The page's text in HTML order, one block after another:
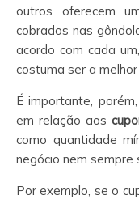
outros oferecem
cobrados nas
acordo com cada
costuma ser a melhor
É importante,
em relação aos
como quantidade
negócio nem sempre
Por exemplo, se o